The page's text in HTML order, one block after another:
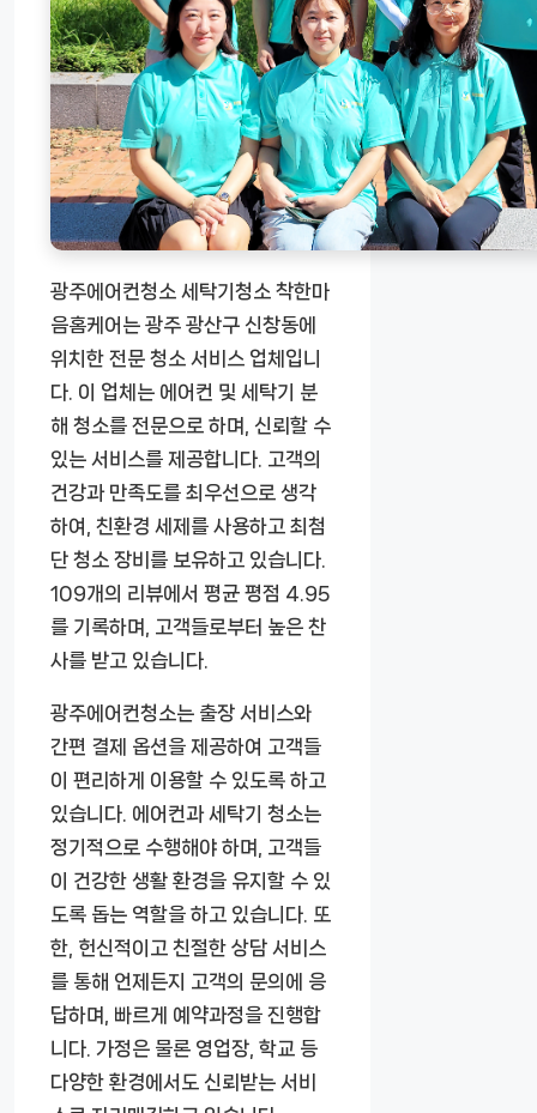
광주에어컨청소 세탁기청소 착한마
음홈케어는 광주 광산구 신창동에
위치한 전문 청소 서비스 업체입니
다. 이 업체는 에어컨 및 세탁기 분
해 청소를 전문으로 하며, 신뢰할 수
있는 서비스를 제공합니다. 고객의
건강과 만족도를 최우선으로 생각
하여, 친환경 세제를 사용하고 최첨
단 청소 장비를 보유하고 있습니다.
109개의 리뷰에서 평균 평점 4.95
를 기록하며, 고객들로부터 높은 찬
사를 받고 있습니다.
광주에어컨청소는 출장 서비스와
간편 결제 옵션을 제공하여 고객들
이 편리하게 이용할 수 있도록 하고
있습니다. 에어컨과 세탁기 청소는
정기적으로 수행해야 하며, 고객들
이 건강한 생활 환경을 유지할 수 있
도록 돕는 역할을 하고 있습니다. 또
한, 헌신적이고 친절한 상담 서비스
를 통해 언제든지 고객의 문의에 응
답하며, 빠르게 예약과정을 진행합
니다. 가정은 물론 영업장, 학교 등
다양한 환경에서도 신뢰받는 서비